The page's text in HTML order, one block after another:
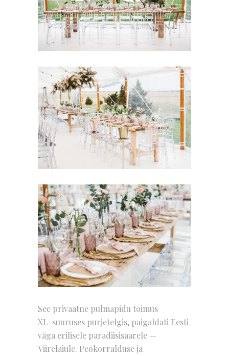
See privaatne pulmapidu toimus
XL-suuruses purjetelgis, paigaldati Eesti
väga erilisele paradiisisaarele —
Viirelaiule. Peokorralduse ja